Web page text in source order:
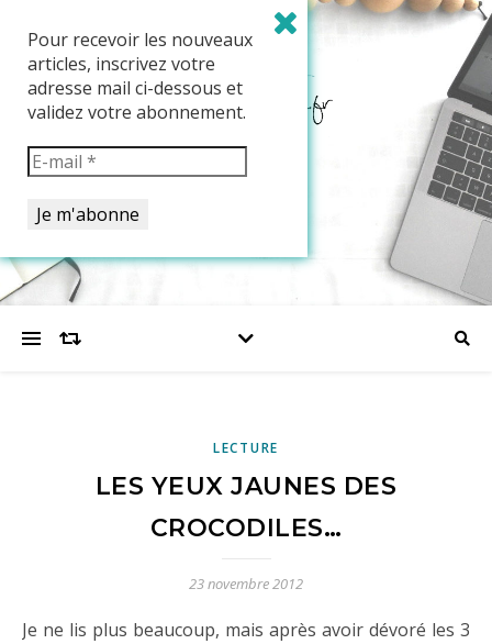
LECTURE
LES YEUX JAUNES DES
CROCODILES…
23 novembre 2012
Je ne lis plus beaucoup, mais après avoir dévoré les 3
Pour recevoir les nouveaux
articles, inscrivez votre
adresse mail ci-dessous et
validez votre abonnement.